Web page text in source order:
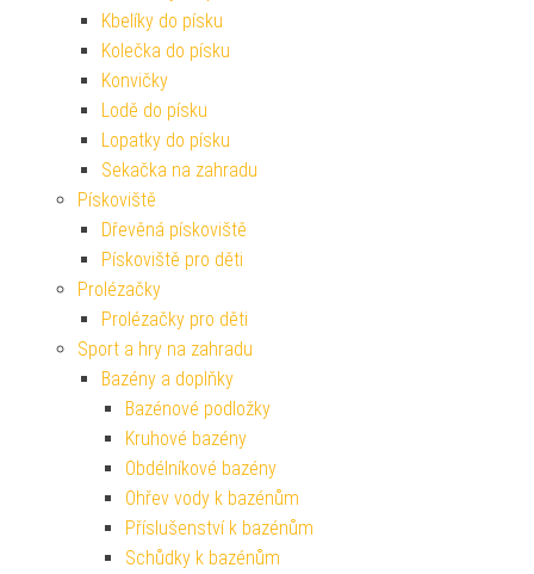
Kbelíky do písku
Kolečka do písku
Konvičky
Lodě do písku
Lopatky do písku
Sekačka na zahradu
Pískoviště
Dřevěná pískoviště
Pískoviště pro děti
Prolézačky
Prolézačky pro děti
Sport a hry na zahradu
Bazény a doplňky
Bazénové podložky
Kruhové bazény
Obdélníkové bazény
Ohřev vody k bazénům
Příslušenství k bazénům
Schůdky k bazénům